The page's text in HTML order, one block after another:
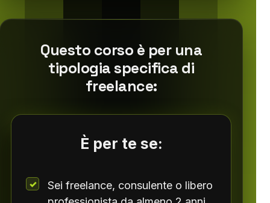
Questo corso è per una
tipologia specifica di
freelance:
È per te se:
Sei freelance, consulente o libero